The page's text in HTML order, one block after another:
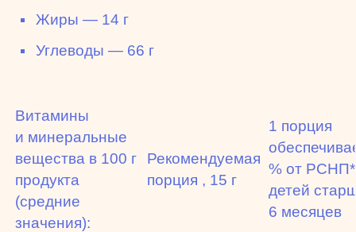
Жиры — 14 г
Углеводы — 66 г
Витамины
и минеральные
вещества в 100 г
продукта
(средние
значения):
Рекомендуемая
порция , 15 г
1 порция
% от
детей
6 месяцев